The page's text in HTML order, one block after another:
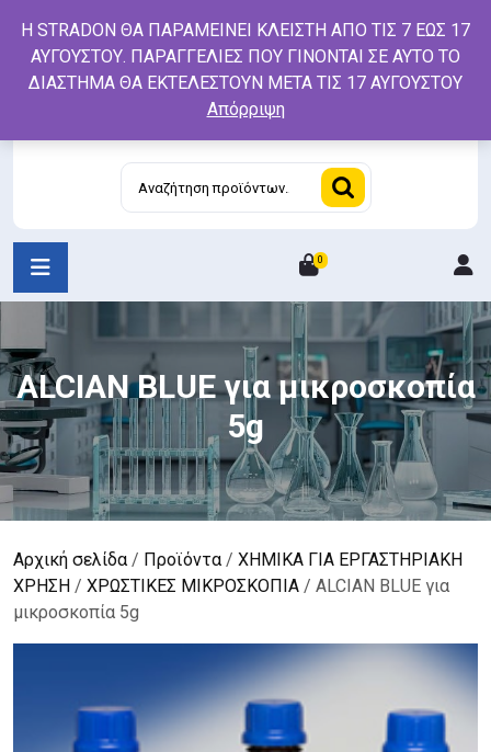
content
Αναζήτηση
0
ALCIAN BLUE για μικροσκοπία
5g
Αρχική σελίδα/ Προϊόντα/ ΧΗΜΙΚΑ ΓΙΑ ΕΡΓΑΣΤΗΡΙΑΚΗ
ΧΡΗΣΗ / ΧΡΩΣΤΙΚΕΣ ΜΙΚΡΟΣΚΟΠΙΑ / ALCIAN BLUE για
μικροσκοπία 5g
Η STRADON ΘΑ ΠΑΡΑΜΕΙΝΕΙ ΚΛΕΙΣΤΗ ΑΠΟ ΤΙΣ 7 ΕΩΣ 17
ΑΥΓΟΥΣΤΟΥ. ΠΑΡΑΓΓΕΛΙΕΣ ΠΟΥ ΓΙΝΟΝΤΑΙ ΣΕ ΑΥΤΟ ΤΟ
ΔΙΑΣΤΗΜΑ ΘΑ ΕΚΤΕΛΕΣΤΟΥΝ ΜΕΤΑ ΤΙΣ 17 ΑΥΓΟΥΣΤΟΥ
Απόρριψη